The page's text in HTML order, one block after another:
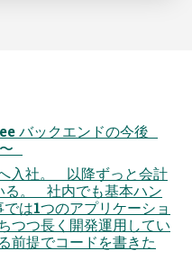
バックエンドの今後
入社。 以降ずっと会計
る。 社内でも基本ハン
は1つのアプリケーショ
つつ長く開発運用してい
前提でコードを書きた